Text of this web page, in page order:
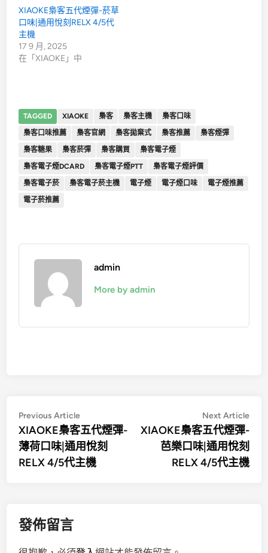
XIAOKE梟客五代煙彈-菸草
口味|通用悅刻RELX 4/5代
主機
17 9 月, 2025
在「XIAOKE」中
TAGGED XIAOKE 梟客 梟客主機
梟客口味
梟客口味推薦
梟客官網 梟客拋棄式 梟客推薦
梟客煙彈
梟客糖果
梟客菸彈 梟客購買
梟客電子煙
梟客電子煙DCARD
梟客電子煙PTT
梟客電子煙評價
梟客電子菸
梟客電子菸主機 電子煙 電子煙口味
電子煙推薦
電子菸推薦
admin
More by admin
文
章
導
Previous ArticlePrevious
article:
XIAOKE梟客五代煙彈-
薄荷口味|通用悅刻
RELX 4/5代主機
Next Article
XIAOKE梟客五代煙彈-
芭樂口味|通用悅刻
RELX 4/5代主機
發佈留言